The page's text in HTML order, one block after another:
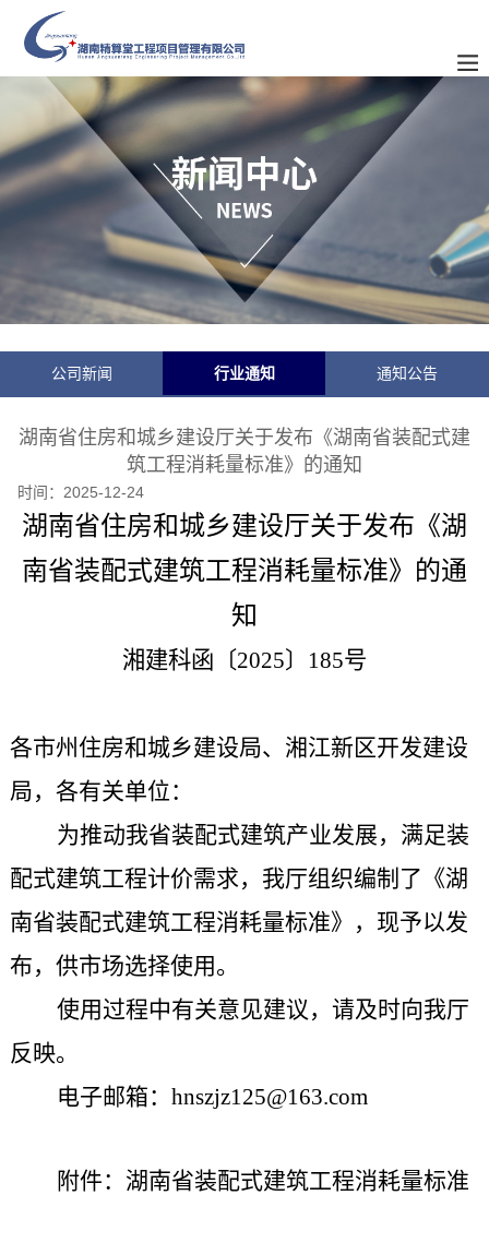
公司新闻 行业通知 通知公告
湖南省住房和城乡建设厅关于发布《湖南省装配式建
筑工程消耗量标准》的通知
时间： 2025-12-24
湖南省住房和城乡建设厅关于发布《湖
南省装配式建筑工程消耗量标准》的通
知
湘建科函 〔2025〕 185号
各市州住房和城乡建设局、湘江新区开发建设
局，各有关单位：
为推动我省装配式建筑产业发展，满足装
配式建筑工程计价需求，我厅组织编制了 《湖
南省装配式建筑工程消耗量标准》， 现予以发
布，供市场选择使用。
使用 过程中有关意见建议，请及时向我厅
反映。
电子邮箱： hnszjz125@163.com
附件：湖南省装配式建筑工程消耗量标准